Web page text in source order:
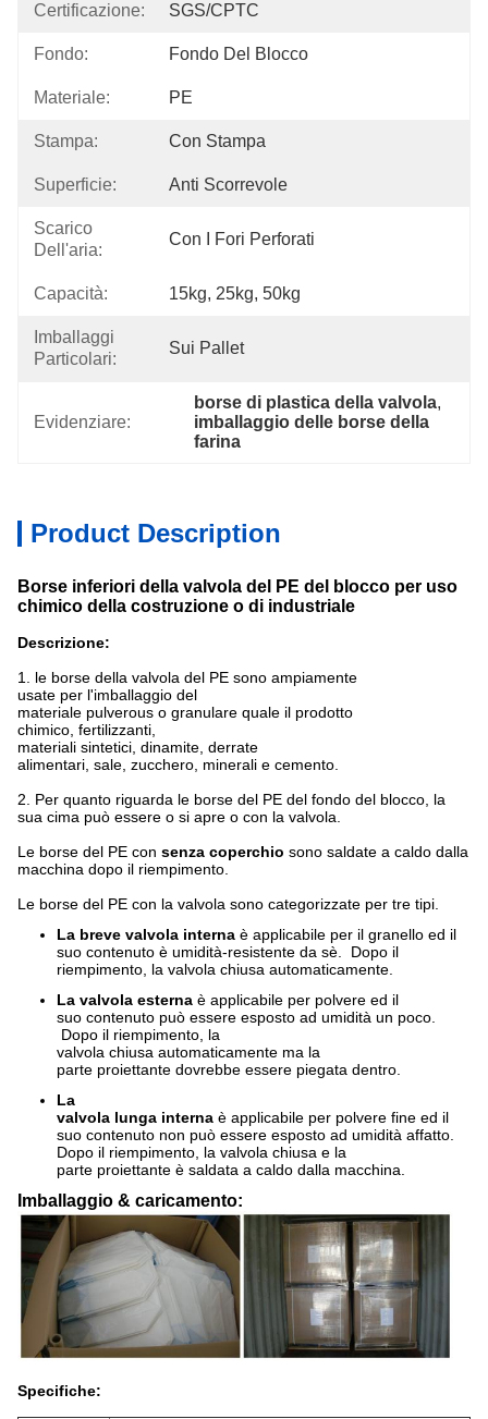
Certificazione: SGS/CPTC
Fondo: Fondo Del Blocco
Materiale: PE
Stampa: Con Stampa
Superficie: Anti Scorrevole
Scarico
Dell'aria:
Con I Fori Perforati
Capacità: 15kg, 25kg, 50kg
Imballaggi
Particolari:
Sui Pallet
Evidenziare:
borse di plastica della valvola,
imballaggio delle borse della
farina
Product Description
Borse inferiori della valvola del PE del blocco per uso
chimico della costruzione o di industriale
Descrizione:
1. le borse della valvola del PE sono ampiamente
usate per l'imballaggio del
materiale pulverous o granulare quale il prodotto
chimico, fertilizzanti,
materiali sintetici, dinamite, derrate
alimentari, sale, zucchero, minerali e cemento.
2. Per quanto riguarda le borse del PE del fondo del blocco, la
sua cima può essere o si apre o con la valvola.
Le borse del PE con senza coperchio sono saldate a caldo dalla
macchina dopo il riempimento.
Le borse del PE con la valvola sono categorizzate per tre tipi.
La breve valvola interna è applicabile per il granello ed il
suo contenuto è umidità-resistente da sè. Dopo il
riempimento, la valvola chiusa automaticamente.
La valvola esterna è applicabile per polvere ed il
suo contenuto può essere esposto ad umidità un poco.
Dopo il riempimento, la
valvola chiusa automaticamente ma la
parte proiettante dovrebbe essere piegata dentro.
La
valvola lunga interna è applicabile per polvere fine ed il
suo contenuto non può essere esposto ad umidità affatto.
Dopo il riempimento, la valvola chiusa e la
parte proiettante è saldata a caldo dalla macchina.
Imballaggio & caricamento:
Specifiche: